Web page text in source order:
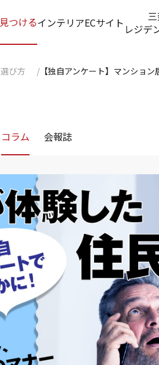
見つけるインテリアECサイト レジデ
び方 【独自アンケート】マンショ
コラム 会報誌